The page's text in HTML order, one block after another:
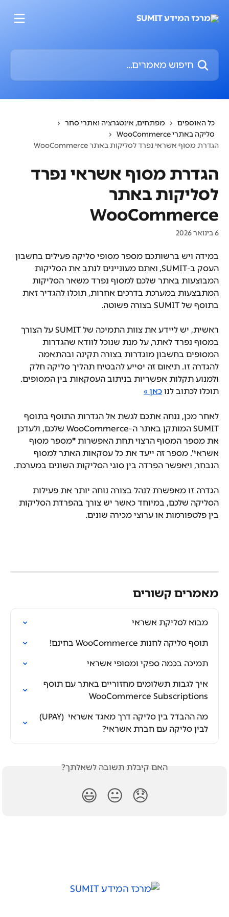
חיפוש מאמרים...
כל האוספים
מפתחים, אינטגרציה ואתרי סחר
סליקה באתרי WooCommerce
הגדרת מסוף אשראי נפרד לסליקות באתר WooCommerce
הגדרת מסוף אשראי נפרד
לסליקות באתר
WooCommerce
6 בינואר 2026
במידה ויש ברשותכם מספר מסופי סליקה פעילים בחשבון
העסק ב-SUMIT, ואתם מעוניינים לנתב את הסליקות
המבוצעות באתר שלכם למסוף נפרד משאר הסליקות
המתבצעות במערכת בדרכים אחרות, תוכלו להגדיר זאת
בתוסף של SUMIT בצורה פשוטה.
ראשית, יש ליידע את צוות התמיכה של SUMIT על הצורך
במסוף נפרד לאתר, על מנת שנוכל לוודא שהגדרות
המסופים בחשבון מוגדרות בצורה תקינה ובהתאמה
להגדרה זו. תיאום זה יסייע להבטיח תהליך סליקה חלק
ולמנוע תקלות אפשריות בניתוב העסקאות בין המסופים.
תוכלו לכתוב לנו כאן »
לאחר מכן, ננחה אתכם לגשת אל הגדרות התוסף בתוסף
SUMIT המותקן באתר ה-WooCommerce שלכם, ולעדכן
את מספר המסוף הרצוי תחת האפשרות "מספר מסוף
אשראי". מספר זה ייעד את כל עסקאות האתר למסוף
הנבחר, ויאפשר הפרדה בין סוגי הסליקות השונים במערכת.
הגדרה זו מאפשרת לנהל בצורה נוחה יותר את פעילות
הסליקה שלכם, במיוחד כאשר יש צורך בהפרדת הסליקות
בין פלטפורמות או ערוצי מכירה שונים.
מאמרים קשורים
מבוא לסליקת אשראי
תוסף סליקה לחנות WooCommerce בחינם!
תמיכה בכמה ספקי ומסופי אשראי
איך לגבות תשלומים מחזוריים באתר עם תוסף
WooCommerce Subscriptions
מה ההבדל בין סליקה דרך מאגד אשראי  (UPAY)
לבין סליקה עם חברת אשראי?
האם קיבלת תשובה לשאלתך?
😞
😐
😃